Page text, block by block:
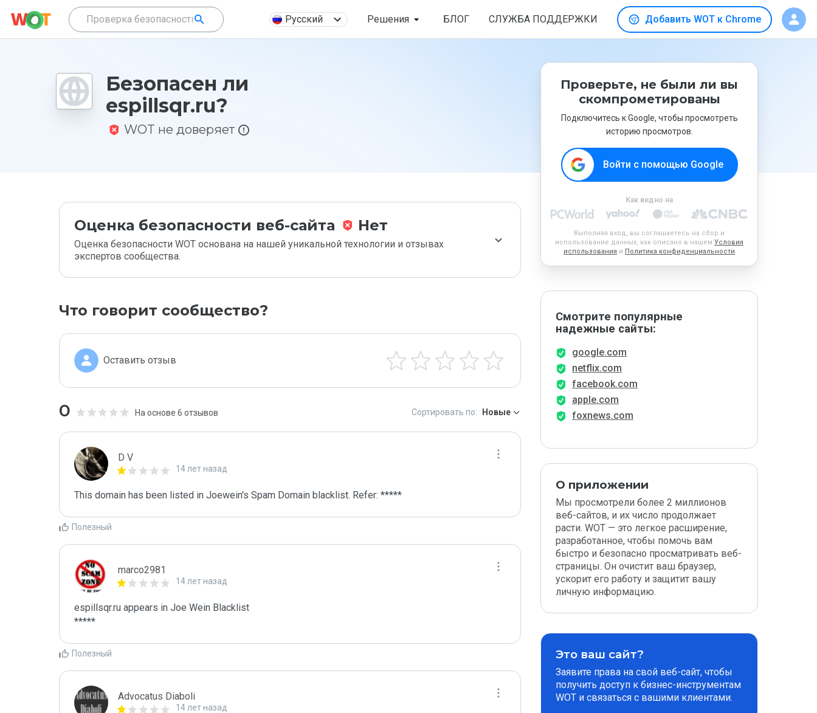
Русский Решения БЛОГ СЛУЖБА ПОДДЕРЖКИ Добавить WOT к Chrome
Безопасен ли
espillsqr.ru?
WOT не доверяет
Оценка безопасности веб-сайта Нет
Оценка безопасности WOT основана на нашей уникальной технологии и отзывах
экспертов сообщества.
Что говорит сообщество?
Оставить отзыв
0 На основе 6 отзывов Сортировать по: Новые
D V
14 лет назад
This domain has been listed in Joewein's Spam Domain blacklist. Refer: *****
Полезный
marco2981
14 лет назад
espillsqr.ru appears in Joe Wein Blacklist
*****
Полезный
Advocatus Diaboli
14 лет назад
Проверьте, не были ли вы
скомпрометированы
Подключитесь к Google, чтобы просмотреть
историю просмотров.
Войти с помощью Google
Как видно на
Выполняя вход, вы соглашаетесь на сбор и
использование данных, как описано в нашем Условия
использования и Политика конфиденциальности
Смотрите популярные
надежные сайты:
google.com
netflix.com
facebook.com
apple.com
foxnews.com
О приложении
Мы просмотрели более 2 миллионов
веб-сайтов, и их число продолжает
расти. WOT — это легкое расширение,
разработанное, чтобы помочь вам
быстро и безопасно просматривать веб-
страницы. Он очистит ваш браузер,
ускорит его работу и защитит вашу
личную информацию.
Это ваш сайт?
Заявите права на свой веб-сайт, чтобы
получить доступ к бизнес-инструментам
WOT и связаться с вашими клиентами.